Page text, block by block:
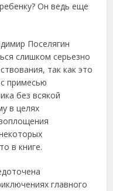
Он ведь еще
Поселягин
слишком серьезно
так как это
примесью
без всякой
в целях
в книге.
главного